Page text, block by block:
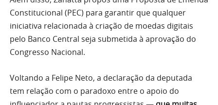
Constitucional (PEC) para garantir que qualquer
iniciativa relacionada à criação de moedas digitais
pelo Banco Central seja submetida à aprovação do
Congresso Nacional.
Voltando a Felipe Neto, a declaração da deputada
tem relação com o paradoxo entre o apoio do